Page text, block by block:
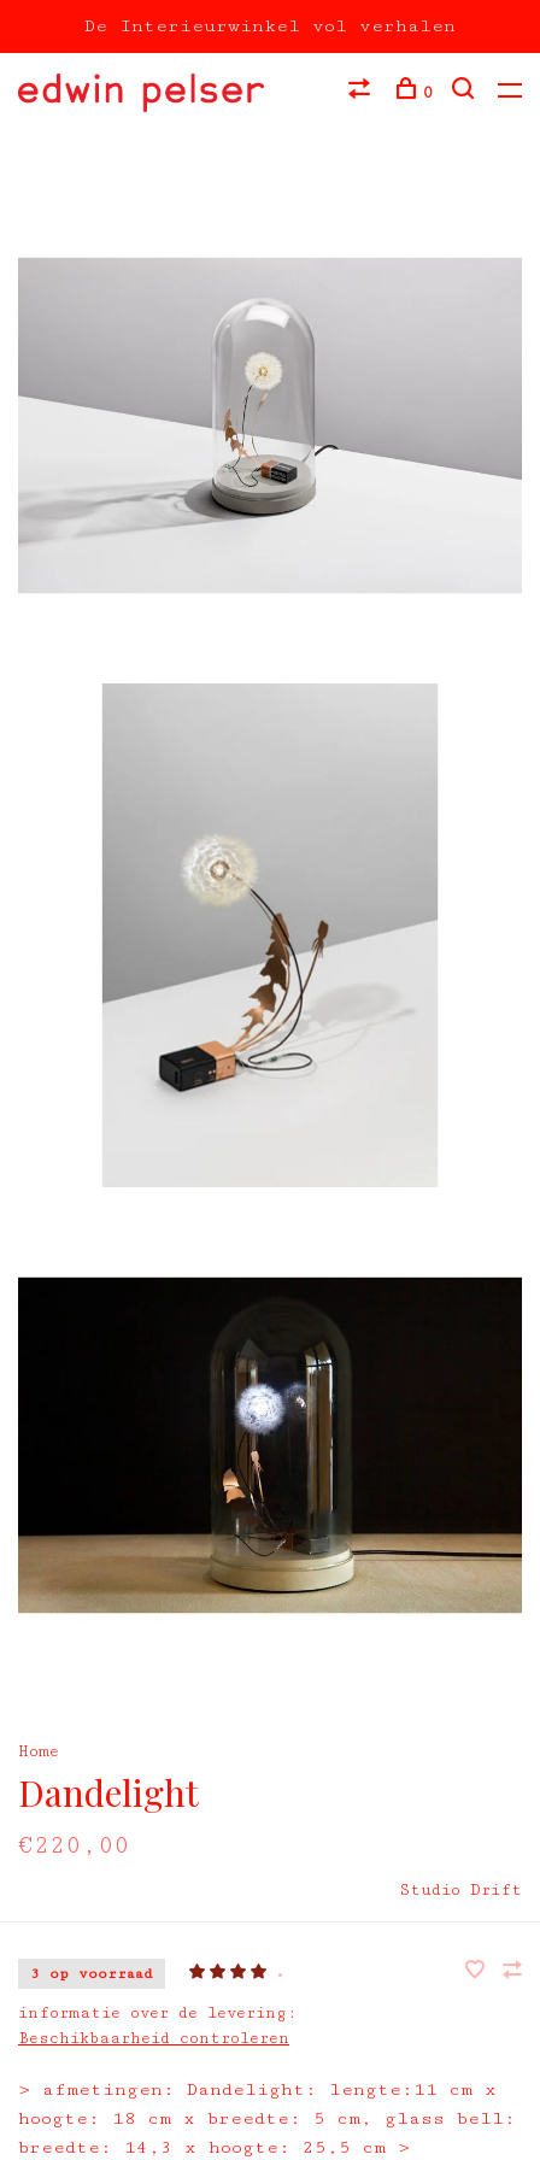
De Interieurwinkel vol verhalen
0
Home
Dandelight
€220,00
Studio Drift
3 op voorraad •
informatie over de levering:
Beschikbaarheid controleren
> afmetingen: Dandelight: lengte:11 cm x
hoogte: 18 cm x breedte: 5 cm, glass bell:
breedte: 14,3 x hoogte: 25,5 cm >